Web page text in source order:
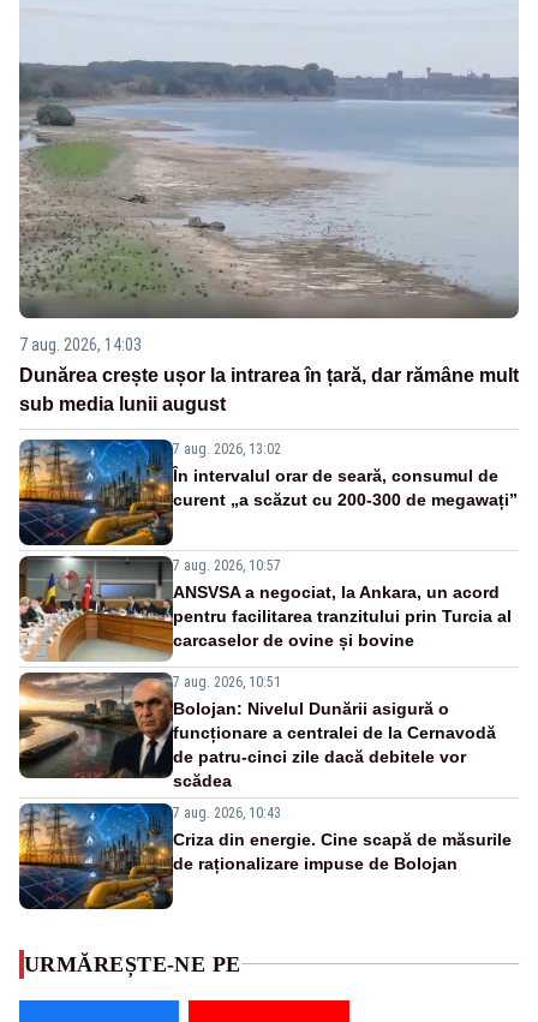
7 aug. 2026, 14:03
Dunărea crește ușor la intrarea în țară, dar rămâne mult
sub media lunii august
7 aug. 2026, 13:02
În intervalul orar de seară, consumul de
curent „a scăzut cu 200-300 de megawați”
7 aug. 2026, 10:57
ANSVSA a negociat, la Ankara, un acord
pentru facilitarea tranzitului prin Turcia al
carcaselor de ovine și bovine
7 aug. 2026, 10:51
Bolojan: Nivelul Dunării asigură o
funcționare a centralei de la Cernavodă
de patru-cinci zile dacă debitele vor
scădea
7 aug. 2026, 10:43
Criza din energie. Cine scapă de măsurile
de raționalizare impuse de Bolojan
URMĂREȘTE-NE PE